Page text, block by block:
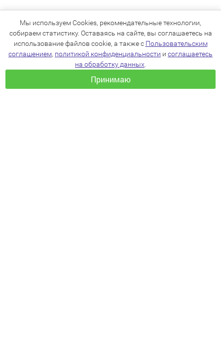
Мы используем Cookies, рекомендательные технологии,
собираем статистику. Оставаясь на сайте, вы соглашаетесь на
использование файлов cookie, а также с Пользовательским
соглашением, политикой конфиденциальности и соглашаетесь
на обработку данных
Принимаю